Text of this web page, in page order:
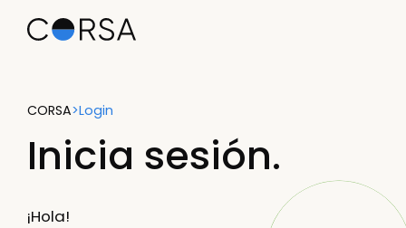
CORSA>Login
Inicia sesión.
¡Hola!